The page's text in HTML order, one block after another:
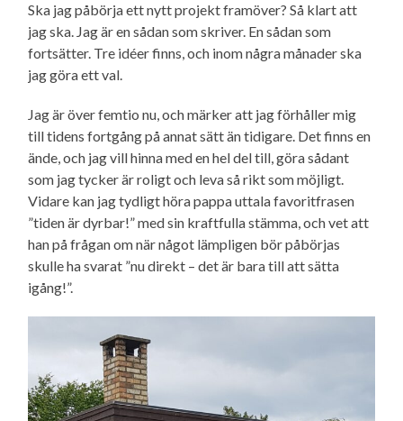
Ska jag påbörja ett nytt projekt framöver? Så klart att
jag ska. Jag är en sådan som skriver. En sådan som
fortsätter. Tre idéer finns, och inom några månader ska
jag göra ett val.
Jag är över femtio nu, och märker att jag förhåller mig
till tidens fortgång på annat sätt än tidigare. Det finns en
ände, och jag vill hinna med en hel del till, göra sådant
som jag tycker är roligt och leva så rikt som möjligt.
Vidare kan jag tydligt höra pappa uttala favoritfrasen
”tiden är dyrbar!” med sin kraftfulla stämma, och vet att
han på frågan om när något lämpligen bör påbörjas
skulle ha svarat ”nu direkt – det är bara till att sätta
igång!”.